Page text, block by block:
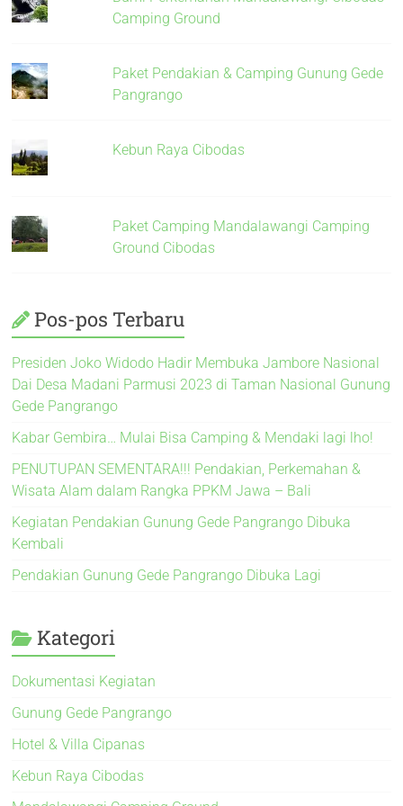
Camping Ground
Paket Pendakian & Camping Gunung Gede
Pangrango
Kebun Raya Cibodas
Paket Camping Mandalawangi Camping
Ground Cibodas
Pos-pos Terbaru
Presiden Joko Widodo Hadir Membuka Jambore Nasional
Dai Desa Madani Parmusi 2023 di Taman Nasional Gunung
Gede Pangrango
Kabar Gembira… Mulai Bisa Camping & Mendaki lagi lho!
PENUTUPAN SEMENTARA!!! Pendakian, Perkemahan &
Wisata Alam dalam Rangka PPKM Jawa – Bali
Kegiatan Pendakian Gunung Gede Pangrango Dibuka
Kembali
Pendakian Gunung Gede Pangrango Dibuka Lagi
Kategori
Dokumentasi Kegiatan
Gunung Gede Pangrango
Hotel & Villa Cipanas
Kebun Raya Cibodas